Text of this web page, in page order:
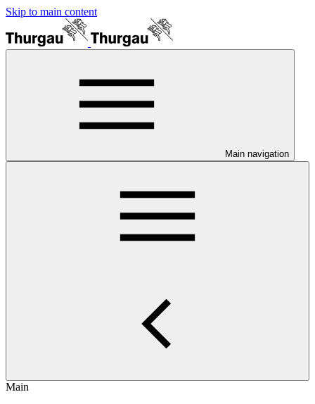
Skip to main content
Main navigation
Main